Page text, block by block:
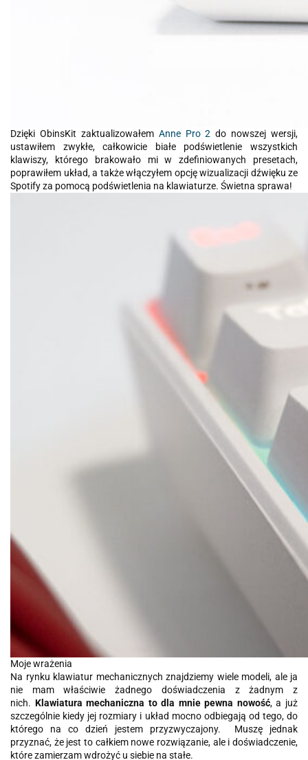
Dzięki ObinsKit zaktualizowałem Anne Pro 2 do nowszej wersji,
ustawiłem zwykłe, całkowicie białe podświetlenie wszystkich
klawiszy, którego brakowało mi w zdefiniowanych presetach,
poprawiłem układ, a także włączyłem opcję wizualizacji dźwięku ze
Spotify za pomocą podświetlenia na klawiaturze. Świetna sprawa!
Moje wrażenia
Na rynku klawiatur mechanicznych znajdziemy wiele modeli, ale ja
nie mam właściwie żadnego doświadczenia z żadnym z
nich. Klawiatura mechaniczna to dla mnie pewna nowość, a już
szczególnie kiedy jej rozmiary i układ mocno odbiegają od tego, do
którego na co dzień jestem przyzwyczajony. Muszę jednak
przyznać, że jest to całkiem nowe rozwiązanie, ale i doświadczenie,
które zamierzam wdrożyć u siebie na stałe.